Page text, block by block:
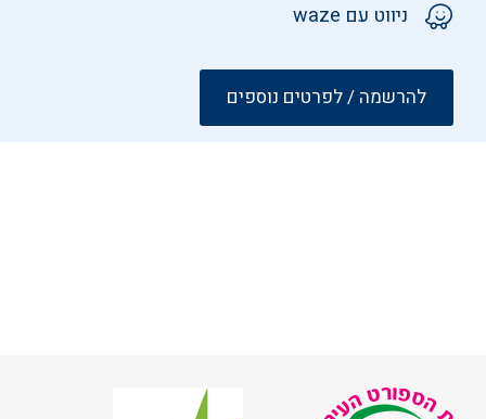
ניווט עם waze
להרשמה / לפרטים נוספים